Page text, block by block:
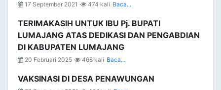
17 September 2021 474 kali Baca...
TERIMAKASIH UNTUK IBU Pj. BUPATI
LUMAJANG ATAS DEDIKASI DAN PENGABDIAN
DI KABUPATEN LUMAJANG
20 Februari 2025 468 kali Baca...
VAKSINASI DI DESA PENAWUNGAN